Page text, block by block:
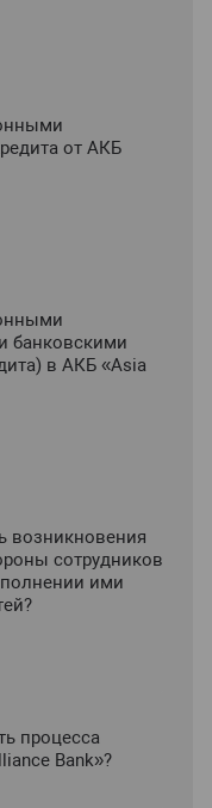
от АКБ
банковскими
в АКБ «Asia
возникновения
сотрудников
ими
процесса
Bank»?